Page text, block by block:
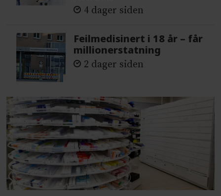
4 dager siden
Feilmedisinert i 18 år – får
millionerstatning
2 dager siden